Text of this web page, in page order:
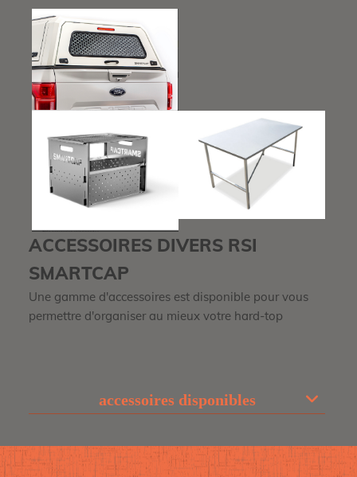
ACCESSOIRES DIVERS RSI
SMARTCAP
Une gamme d'accessoires est disponible pour vous
permettre d'organiser au mieux votre hard-top
accessoires disponibles